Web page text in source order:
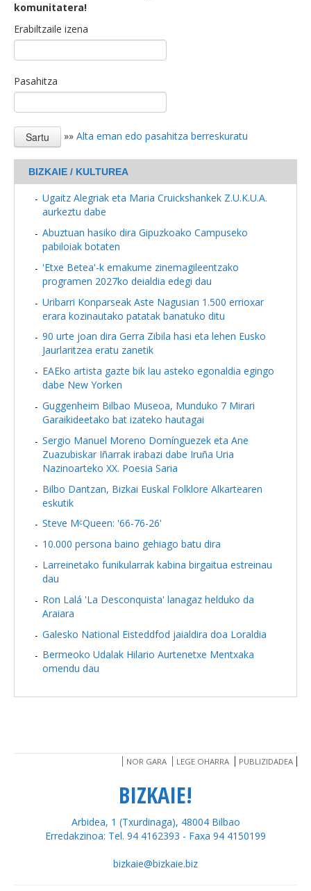
komunitatera!
Erabiltzaile izena
Pasahitza
»» Alta eman edo pasahitza berreskuratu
BIZKAIE / KULTUREA
Ugaitz Alegriak eta Maria Cruickshankek Z.U.K.U.A.
aurkeztu dabe
Abuztuan hasiko dira Gipuzkoako Campuseko
pabiloiak botaten
'Etxe Betea'-k emakume zinemagileentzako
programen 2027ko deialdia edegi dau
Uribarri Konparseak Aste Nagusian 1.500 errioxar
erara kozinautako patatak banatuko ditu
90 urte joan dira Gerra Zibila hasi eta lehen Eusko
Jaurlaritzea eratu zanetik
EAEko artista gazte bik lau asteko egonaldia egingo
dabe New Yorken
Guggenheim Bilbao Museoa, Munduko 7 Mirari
Garaikideetako bat izateko hautagai
Sergio Manuel Moreno Domínguezek eta Ane
Zuazubiskar Iñarrak irabazi dabe Iruña Uria
Nazinoarteko XX. Poesia Saria
Bilbo Dantzan, Bizkai Euskal Folklore Alkartearen
eskutik
Steve MᶜQueen: '66-76-26'
10.000 persona baino gehiago batu dira
Larreinetako funikularrak kabina birgaitua estreinau
dau
Ron Lalá 'La Desconquista' lanagaz helduko da
Araiara
Galesko National Eisteddfod jaialdira doa Loraldia
Bermeoko Udalak Hilario Aurtenetxe Mentxaka
omendu dau
NOR GARA LEGE OHARRA PUBLIZIDADEA
BIZKAIE!
Arbidea, 1 (Txurdinaga), 48004 Bilbao
Erredakzinoa: Tel. 94 4162393 - Faxa 94 4150199
bizkaie@bizkaie.biz